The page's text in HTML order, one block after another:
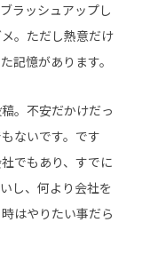
ラッシュアップし
。ただし熱意だけ
記憶があります。
。不安だかけだっ
ないです。です
でもあり、すでに
し、何より会社を
はやりたい事だら